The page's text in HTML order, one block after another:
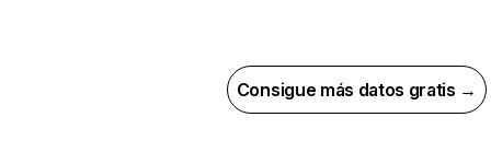
Consigue más datos gratis →